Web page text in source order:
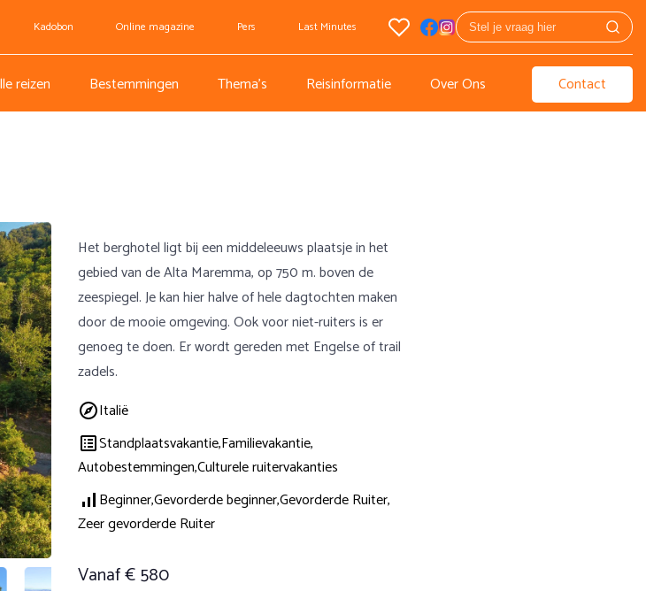
Kadobon Online magazine Pers Last Minutes
reizen Bestemmingen Thema's Reisinformatie Over Ons Contact
Het berghotel ligt bij een middeleeuws plaatsje in het
gebied van de Alta Maremma, op 750 m. boven de
zeespiegel. Je kan hier halve of hele dagtochten maken
door de mooie omgeving. Ook voor niet-ruiters is er
genoeg te doen. Er wordt gereden met Engelse of trail
zadels.
Italië
Standplaatsvakantie,Familievakantie,
Autobestemmingen,Culturele ruitervakanties
Beginner,Gevorderde beginner,Gevorderde Ruiter,
Zeer gevorderde Ruiter
Vanaf € 580